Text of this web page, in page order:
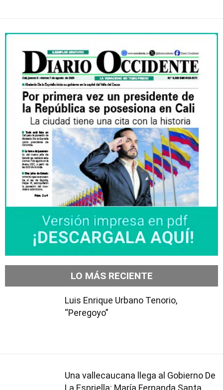
LO MÁS RECIENTE
Luis Enrique Urbano Tenorio,
“Peregoyo”
Una vallecaucana llega al Gobierno De
La Espriella: María Fernanda Santa,